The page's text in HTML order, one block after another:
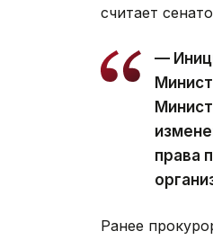
считает
—
права
Ранее